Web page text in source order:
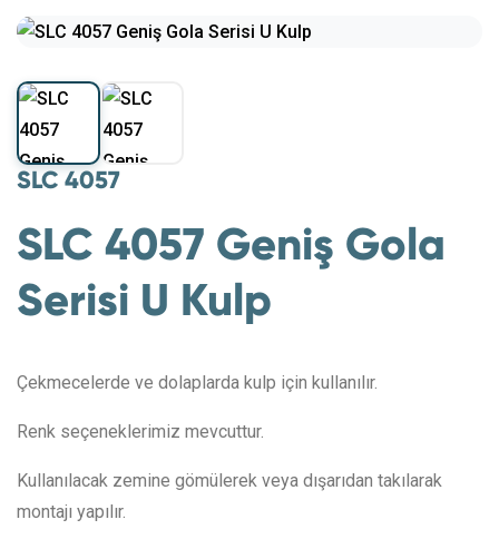
SLC 4057
SLC 4057 Geniş Gola
Serisi U Kulp
Çekmecelerde ve dolaplarda kulp için kullanılır.
Renk seçeneklerimiz mevcuttur.
Kullanılacak zemine gömülerek veya dışarıdan takılarak
montajı yapılır.